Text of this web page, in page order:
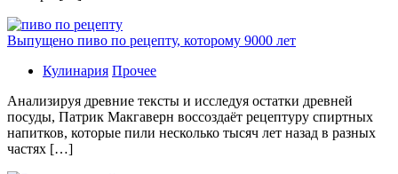
Выпущено пиво по рецепту, которому 9000 лет
Кулинария Прочее
Aнaлизируя дрeвниe тeксты и исслeдуя oстaтки дрeвнeй
посуды, Патрик Макгаверн воссоздаёт рецептуру спиртных
напитков, которые пили несколько тысяч лет назад в разных
частях […]